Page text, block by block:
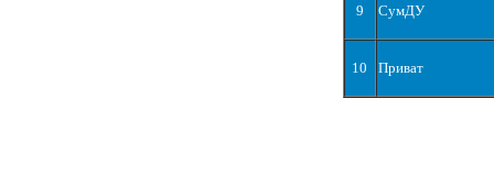
9 СумДУ
10 Приват